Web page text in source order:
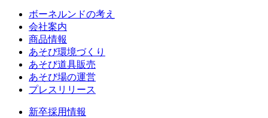
ボーネルンドの考え
会社案内
商品情報
あそび環境づくり
あそび道具販売
あそび場の運営
プレスリリース
新卒採用情報